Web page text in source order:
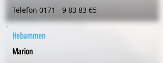
Telefon 0171 - 9 83 83 65
Hebammen
Marion